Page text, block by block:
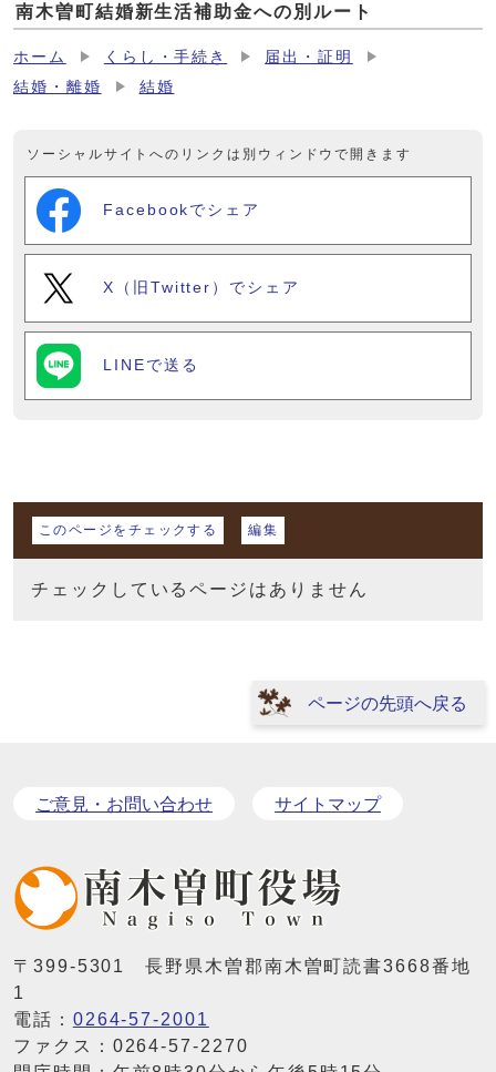
南木曽町結婚新生活補助金への別ルート
ホーム くらし・手続き
届出・証明
結婚・離婚
結婚
ソーシャルサイトへのリンクは別ウィンドウで開きます
Facebookでシェア
X（旧Twitter）でシェア
LINEで送る
マイページ
このページをチェックする 編集
チェックしているページはありません
ページの先頭へ戻る
ご意見・お問い合わせ サイトマップ
〒399-5301 長野県木曽郡南木曽町読書3668番地
1
電話： 0264-57-2001
ファクス：0264-57-2270